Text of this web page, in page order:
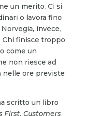
un merito. Ci si
o lavora fino
invece,
Chi finisce troppo
come un
non riesce ad
nelle ore previste
scritto un libro
First, Customers